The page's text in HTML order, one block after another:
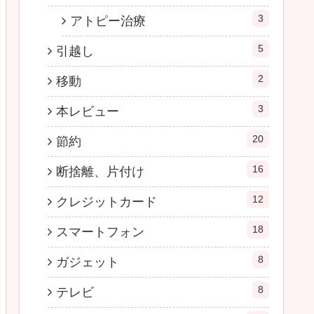
アトピー治療 3
引越し 5
移動 2
本レビュー 3
節約 20
断捨離、片付け 16
クレジットカード 12
スマートフォン 18
ガジェット 8
テレビ 8